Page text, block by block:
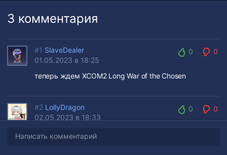
3 комментария
#1 SlaveDealer
01.05.2023 в 18:25
0
0
теперь ждем XCOM2 Long War of the Chosen
#2 LollyDragon
02.05.2023 в 18:33
0
0
#1,
Написать комментарий